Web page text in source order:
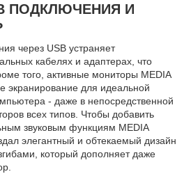
ПОДКЛЮЧЕНИЯ И
через USB устраняет
кабелях и адаптерах, что
того, активные мониторы MEDIA
экранирование для идеальной
- даже в непосредственной
всех типов. Чтобы добавить
звуковым функциям MEDIA
элегантный и обтекаемый дизайн
который дополняет даже